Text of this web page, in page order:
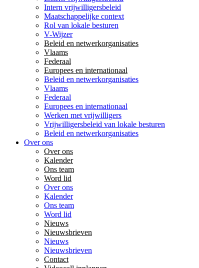
Intern vrijwilligersbeleid
Maatschappelijke context
Rol van lokale besturen
V-Wijzer
Beleid en netwerkorganisaties
Vlaams
Federaal
Europees en internationaal
Beleid en netwerkorganisaties
Vlaams
Federaal
Europees en internationaal
Werken met vrijwilligers
Vrijwilligersbeleid van lokale besturen
Beleid en netwerkorganisaties
Over ons
Over ons
Kalender
Ons team
Word lid
Over ons
Kalender
Ons team
Word lid
Nieuws
Nieuwsbrieven
Nieuws
Nieuwsbrieven
Contact